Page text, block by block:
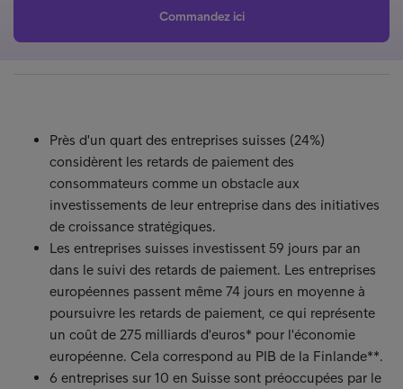
Commandez ici
Près d'un quart des entreprises suisses (24%)
considèrent les retards de paiement des
consommateurs comme un obstacle aux
investissements de leur entreprise dans des initiatives
de croissance stratégiques.
Les entreprises suisses investissent 59 jours par an
dans le suivi des retards de paiement. Les entreprises
européennes passent même 74 jours en moyenne à
poursuivre les retards de paiement, ce qui représente
un coût de 275 milliards d'euros* pour l'économie
européenne. Cela correspond au PIB de la Finlande**.
6 entreprises sur 10 en Suisse sont préoccupées par le